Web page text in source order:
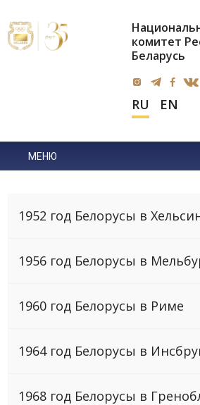
комитет
Беларусь
RU EN
МЕНЮ
1952 год Белорусы в
1956 год Белорусы в
1960 год Белорусы в Риме
1964 год Белорусы в
1968 год Белорусы в